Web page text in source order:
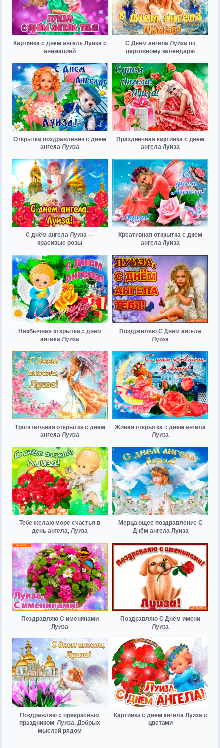
Картинка с днем ангела Луиза с
анимацией
С Днём ангела Луиза по
церковному календарю
Открытка поздравление с днем
ангела Луиза
Праздничная картинка с днем
ангела Луиза
С днём ангела Луиза —
красивые розы
Креативная открытка с днем
ангела Луиза
Необычная открытка с днем
ангела Луиза
Поздравляю С Днём ангела
Луиза
Трогательная открытка с днем
ангела Луиза
Живая открытка с днем ангела
Луиза
Тебе желаю море счастья в
день ангела, Луиза
Мерцающее поздравление С
Днём ангела Луиза
Поздравляю С именинами
Луиза
Поздравляю С Днём имени
Луиза
Поздравляю с прекрасным
праздником, Луиза. Добрых
мыслей рядом
Картинка с днем ангела Луиза с
цветами